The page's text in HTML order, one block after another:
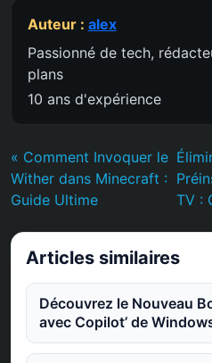
Auteur : alex
Passionné de tech,
plans
10 ans d'expérience
« Comment Invoquer le
Wither dans Minecraft :
Guide Ultime
TV :
Articles similaires
Découvrez le Nouveau
avec Copilot’ de